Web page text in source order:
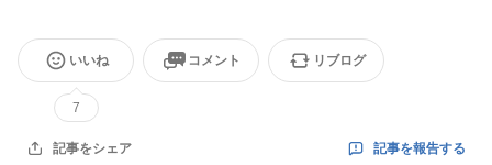
いいね
7
コメント リブログ
記事をシェア 記事を報告する